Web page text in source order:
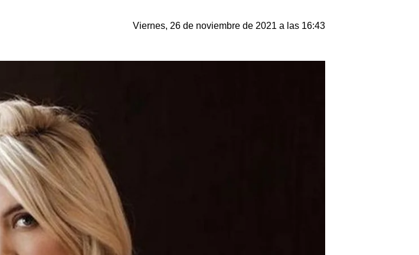
Viernes, 26 de noviembre de 2021 a las 16:43